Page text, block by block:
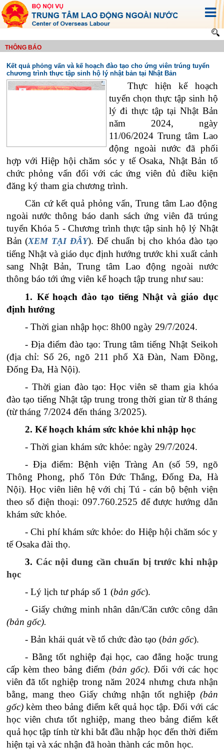
THÔNG BÁO
Kết quả phỏng vấn và kế hoạch đào tạo cho ứng viên trúng tuyển
chương trình thực tập sinh hộ lý nhật bản tại Nhật Bản
Thực hiện kế hoạch
tuyển chọn thực tập sinh hộ
lý đi thực tập tại Nhật Bản
năm 2024, ngày
11/06/2024Trung tâm Lao
động ngoài nước đã phối
hợp với Hiệp hội chăm sóc y tế Osaka, Nhật Bản tổ
chức phỏng vấn đối với các ứng viên đủ điều kiện
đăng ký tham gia chương trình.
Căn cứ kết quả phỏng vấn, Trung tâm Lao động
ngoài nước thông báodanh sách ứng viên đã trúng
tuyển Khóa 5 - Chương trình thực tập sinh hộ lý Nhật
Bản (XEM TẠI ĐÂY). Để chuẩn bị cho khóa đào tạo
tiếng Nhật và giáo dục định hướngtrước khi xuất cảnh
sang Nhật Bản, Trung tâm Lao động ngoài nước
thông báo tới ứng viên kế hoạch tập trung như sau:
1. Kế hoạch đào tạo tiếng Nhậtvà giáo dục
định hướng
- Thời gian nhập học: 8h00 ngày 29/7/2024.
- Địa điểm đào tạo: Trung tâm tiếng Nhật Seikoh
(địa chỉ: Số 26, ngõ 211 phố Xã Đàn, Nam Đồng,
Đống Đa, Hà Nội).
- Thời gian đào tạo:Học viênsẽ tham gia khóa
đào tạo tiếng Nhật tập trung trong thời gian từ 8 tháng
(từ tháng 7/2024 đến tháng 3/2025).
2. Kế hoạch khám sức khỏe khi nhập học
- Thời gian khám sức khỏe: ngày 29/7/2024.
- Địa điểm: Bệnh viện Tràng An (số 59, ngõ
Thông Phong, phố Tôn Đức Thắng, Đống Đa, Hà
Nội). Học viên liên hệ với chị Tú - cán bộ bệnh viện
theo số điện thoại: 097.760.2525 để được hướng dẫn
khám sức khỏe.
- Chi phí khám sức khỏe: do Hiệp hội chăm sóc y
tế Osaka đài thọ.
3. Các nội dung cần chuẩn bị trước khi nhập
học
- Lý lịch tư pháp số 1 (bản gốc).
- Giấy chứng minh nhân dân/Căn cước công dân
(bản gốc).
- Bản khái quát về tổ chức đào tạo (bản gốc).
- Bằng tốt nghiệp đại học, cao đẳng hoặc trung
cấp kèm theo bảng điểm (bản gốc). Đối với các học
viênđãtốt nghiệp trong năm 2024 nhưng chưa nhận
bằng, mang theo Giấy chứng nhận tốt nghiệp (bản
gốc)kèm theo bảng điểm kết quả học tập. Đối với các
học viên chưa tốt nghiệp, mang theo bảng điểm kết
quả học tập tính từ khi bắt đầu nhập học đến thời điểm
hiện tại và xác nhận đã hoàn thành các môn học.